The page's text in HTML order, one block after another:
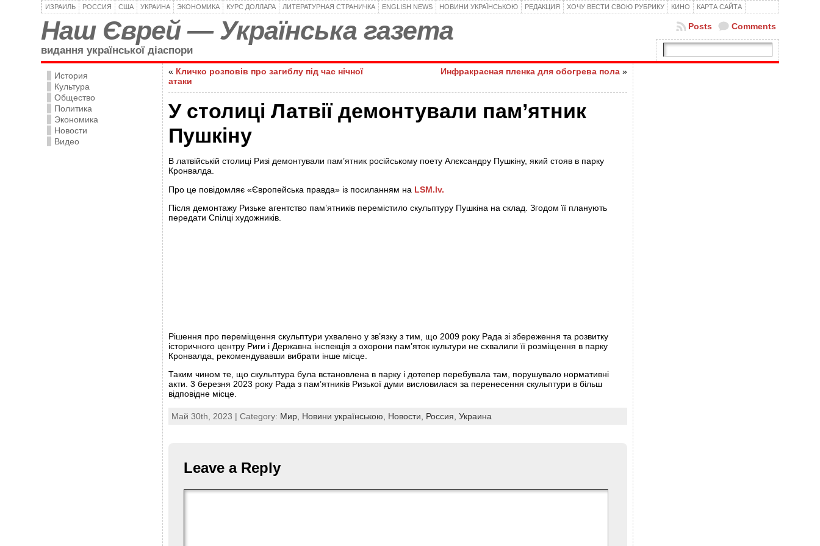
ИЗРАИЛЬ РОССИЯ США УКРАИНА ЭКОНОМИКА КУРС ДОЛЛАРА ЛИТЕРАТУРНАЯ СТРАНИЧКА ENGLISH NEWS НОВИНИ УКРАЇНСЬКОЮ РЕДАКЦИЯ ХОЧУ ВЕСТИ СВОЮ РУБРИКУ КИНО КАРТА САЙТА
Наш Єврей — Українська газета
видання української діаспори
Comments
Posts
История
Культура
Общество
Политика
Экономика
Новости
Видео
« Кличко розповів про загиблу під час нічної
атаки
Инфракрасная пленка для обогрева пола »
У столиці Латвії демонтували пам’ятник
Пушкіну
В латвійській столиці Ризі демонтували пам’ятник російському поету Алєксандру Пушкіну, який стояв в парку
Кронвалда.
Про це повідомляє «Європейська правда» із посиланням на LSM.lv.
Після демонтажу Ризьке агентство пам’ятників перемістило скульптуру Пушкіна на склад. Згодом її планують
передати Спілці художників.
Рішення про переміщення скульптури ухвалено у зв’язку з тим, що 2009 року Рада зі збереження та розвитку
історичного центру Риги і Державна інспекція з охорони пам’яток культури не схвалили її розміщення в парку
Кронвалда, рекомендувавши вибрати інше місце.
Таким чином те, що скульптура була встановлена в парку і дотепер перебувала там, порушувало нормативні
акти. 3 березня 2023 року Рада з пам’ятників Ризької думи висловилася за перенесення скульптури в більш
відповідне місце.
Май 30th, 2023 | Category: Мир, Новини українською, Новости, Россия, Украина
Leave a Reply